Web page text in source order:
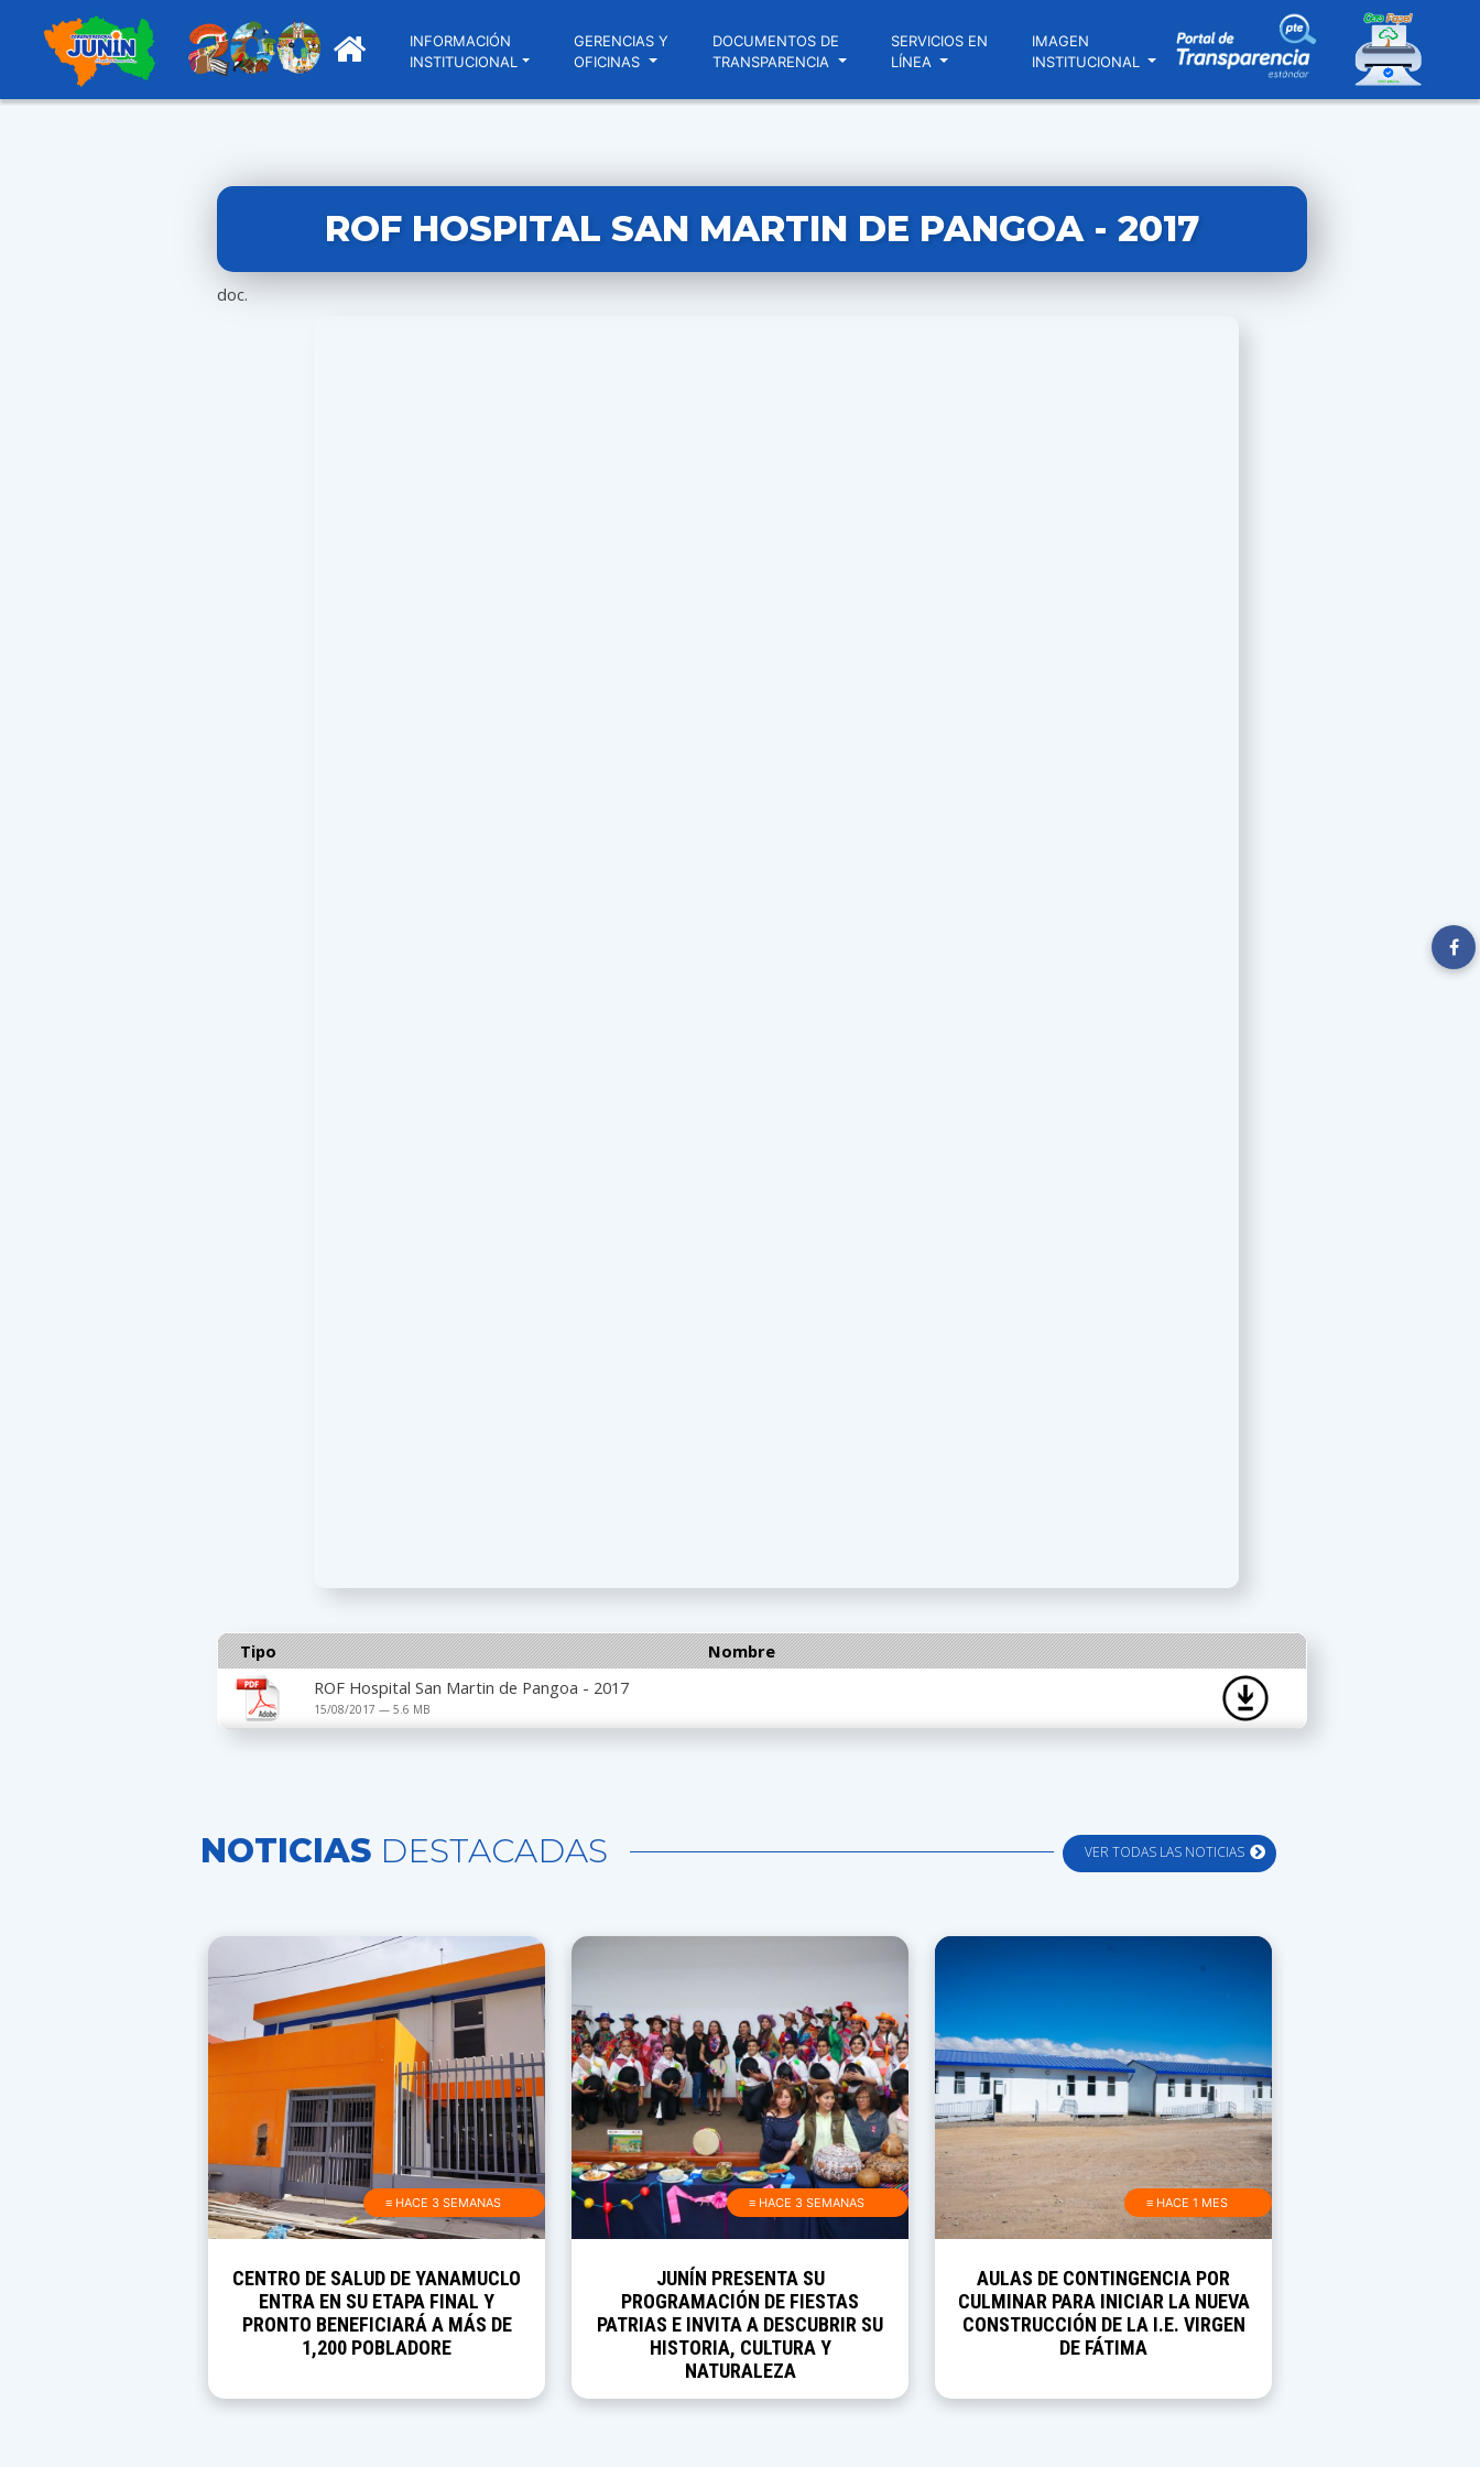
INFORMACIÓN
INSTITUCIONAL
GERENCIAS Y
OFICINAS
DOCUMENTOS DE
TRANSPARENCIA
SERVICIOS EN
LÍNEA
IMAGEN
INSTITUCIONAL
ROF HOSPITAL SAN MARTIN DE PANGOA - 2017
doc.
Tipo
Nombre
ROF Hospital San Martin de Pangoa - 2017
15/08/2017 — 5.6 MB
VER TODAS LAS NOTICIAS
NOTICIAS DESTACADAS
≡ HACE 3 SEMANAS
CENTRO DE SALUD DE YANAMUCLO
ENTRA EN SU ETAPA FINAL Y
PRONTO BENEFICIARÁ A MÁS DE
1,200 POBLADORE
≡ HACE 3 SEMANAS
JUNÍN PRESENTA SU
PROGRAMACIÓN DE FIESTAS
PATRIAS E INVITA A DESCUBRIR SU
HISTORIA, CULTURA Y
NATURALEZA
≡ HACE 1 MES
AULAS DE CONTINGENCIA POR
CULMINAR PARA INICIAR LA NUEVA
CONSTRUCCIÓN DE LA I.E. VIRGEN
DE FÁTIMA